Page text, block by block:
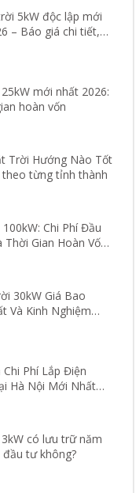
5kW độc lập mới
– Báo giá chi tiết,
mới nhất 2026:
hoàn vốn
Trời Hướng Nào Tốt
theo từng tỉnh thành
Chi Phí Đầu
Thời Gian Hoàn Vốn
30kW Giá Bao
Và Kinh Nghiệm
Phí Lắp Điện
Hà Nội Mới Nhất
có lưu trữ năm
đầu tư không?